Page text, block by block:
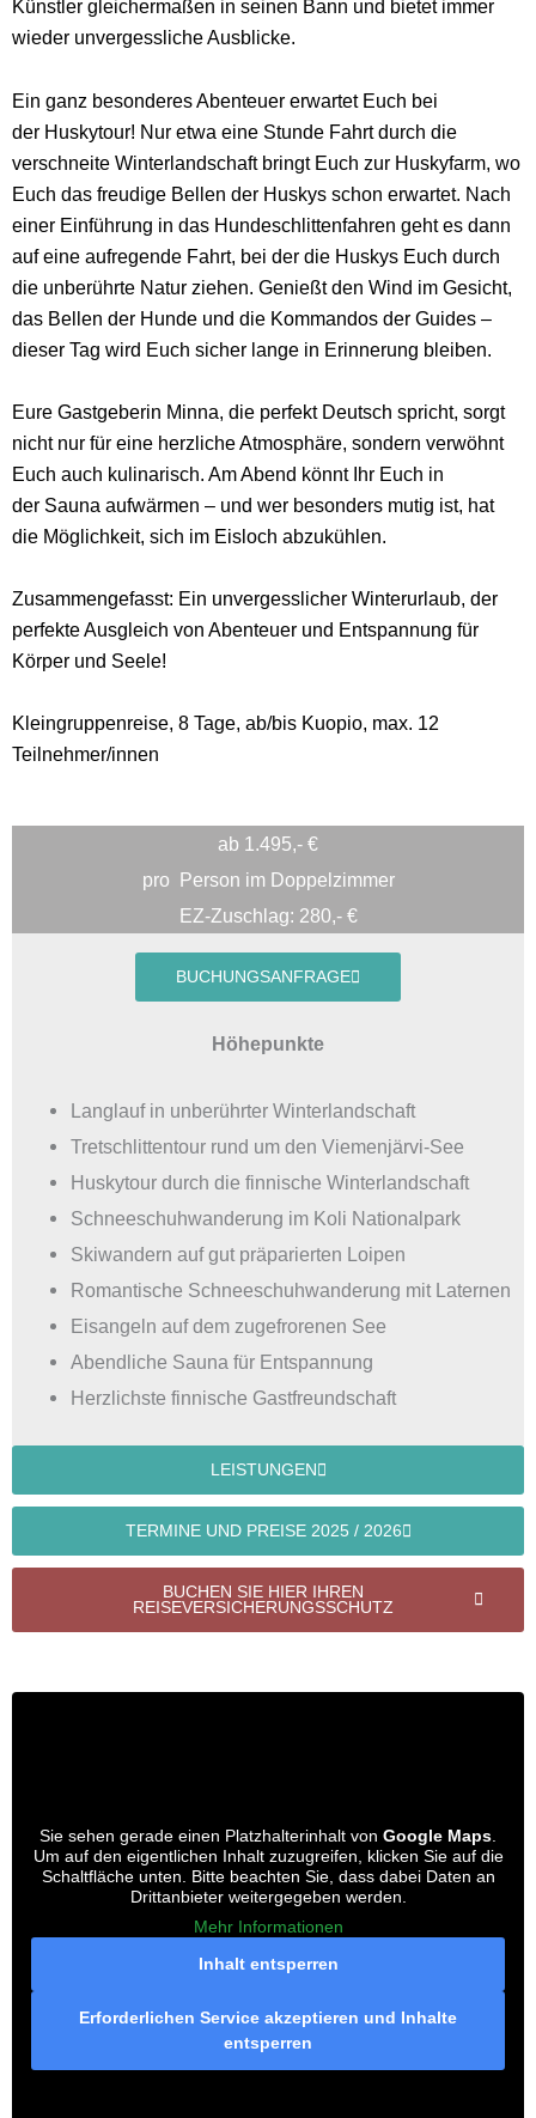
Künstler gleichermaßen in seinen Bann und bietet immer
wieder unvergessliche Ausblicke.
Ein ganz besonderes Abenteuer erwartet Euch bei
der Huskytour! Nur etwa eine Stunde Fahrt durch die
verschneite Winterlandschaft bringt Euch zur Huskyfarm, wo
Euch das freudige Bellen der Huskys schon erwartet. Nach
einer Einführung in das Hundeschlittenfahren geht es dann
auf eine aufregende Fahrt, bei der die Huskys Euch durch
die unberührte Natur ziehen. Genießt den Wind im Gesicht,
das Bellen der Hunde und die Kommandos der Guides –
dieser Tag wird Euch sicher lange in Erinnerung bleiben.
Eure Gastgeberin Minna, die perfekt Deutsch spricht, sorgt
nicht nur für eine herzliche Atmosphäre, sondern verwöhnt
Euch auch kulinarisch. Am Abend könnt Ihr Euch in
der Sauna aufwärmen – und wer besonders mutig ist, hat
die Möglichkeit, sich im Eisloch abzukühlen.
Zusammengefasst: Ein unvergesslicher Winterurlaub, der
perfekte Ausgleich von Abenteuer und Entspannung für
Körper und Seele!
Kleingruppenreise, 8 Tage, ab/bis Kuopio, max. 12
Teilnehmer/innen
ab 1.495,- €
pro
Person im Doppelzimmer
EZ-Zuschlag: 280,- €
BUCHUNGSANFRAGE
Höhepunkte
Langlauf in unberührter Winterlandschaft
Tretschlittentour rund um den Viemenjärvi-See
Huskytour durch die finnische Winterlandschaft
Schneeschuhwanderung im Koli Nationalpark
Skiwandern auf gut präparierten Loipen
Romantische Schneeschuhwanderung mit Laternen
Eisangeln auf dem zugefrorenen See
Abendliche Sauna für Entspannung
Herzlichste finnische Gastfreundschaft
LEISTUNGEN
TERMINE UND PREISE 2025 / 2026
BUCHEN SIE HIER IHREN
REISEVERSICHERUNGSSCHUTZ
Sie sehen gerade einen Platzhalterinhalt von Google Maps
Um auf den eigentlichen Inhalt zuzugreifen, klicken Sie auf die
Schaltfläche unten. Bitte beachten Sie, dass dabei Daten an
Drittanbieter weitergegeben werden.
Mehr Informationen
Inhalt entsperren
Erforderlichen Service akzeptieren und Inhalte
entsperren